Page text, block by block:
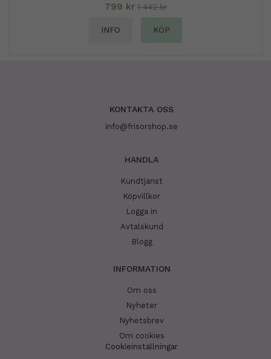
799 kr 1 442 kr
INFO KÖP
KONTAKTA OSS
info@frisorshop.se
HANDLA
Kundtjänst
Köpvillkor
Logga in
Avtalskund
Blogg
INFORMATION
Om oss
Nyheter
Nyhetsbrev
Om cookies
Cookieinställningar